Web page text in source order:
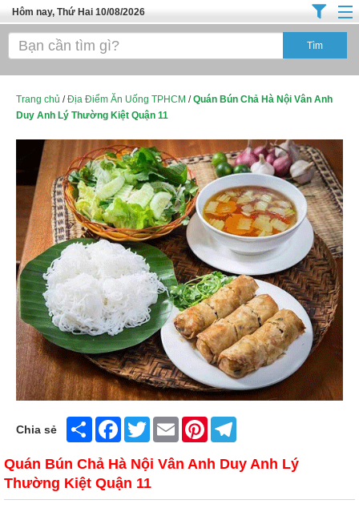
Hôm nay, Thứ Hai 10/08/2026
Trang chủ
Tuyển Sinh Đào Tạo
Đồ Dùng Nội Ngoại Thất
Điện Tử Điện Máy
Làm Đẹp
Thời Trang
Việc Làm
Dịch Vụ
Hàng Tiêu Dùng
Xây Dựng
Tổng Hợp
Trang chủ /Địa Điểm Ăn Uống TPHCM /Quán Bún Chả Hà Nội Vân Anh
Duy Anh Lý Thường Kiệt Quận 11
Chia sẻ Share FacebookTwitter Email Pinterest
Quán Bún Chả Hà Nội Vân Anh Duy Anh Lý
Thường Kiệt Quận 11